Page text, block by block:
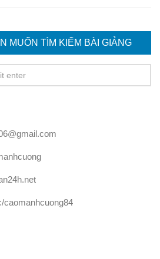
MUỐN TÌM KIẾM BÀI GIẢNG
caomanhcuong84